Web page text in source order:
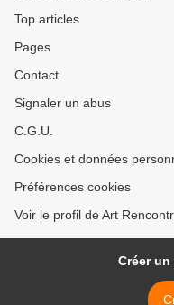
Top articles
Pages
Contact
Signaler un abus
C.G.U.
Cookies et données
Préférences cookies
Voir le profil de Art
Créer